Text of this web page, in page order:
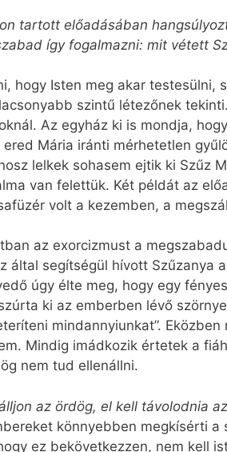
tartott előadásában
így fogalmazni: mit vétett
hogy Isten meg akar
szintű létezőnek
Az egyház ki is mondja,
Mária iránti mérhetetlen
lelkek sohasem ejtik ki Szűz
van felettük. Két példát az
volt a kezemben, a
az exorcizmust a
által segítségül hívott
úgy élte meg, hogy egy
ki az emberben lévő
mindannyiunkat”.
Mindig imádkozik értetek a
nem tud ellenállni.
az ördög, el kell távolodnia
könnyebben megkísérti
ez bekövetkezzen, nem kell